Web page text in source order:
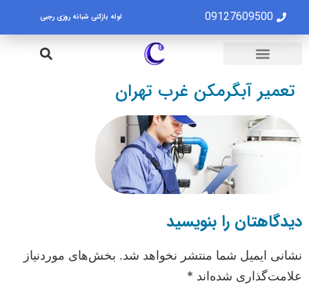
09127609500 لوله بازکنی شبانه روزی رجبی
تعمیر آبگرمکن غرب تهران
دیدگاهتان را بنویسید
نشانی ایمیل شما منتشر نخواهد شد. بخش‌های موردنیاز
علامت‌گذاری شده‌اند *